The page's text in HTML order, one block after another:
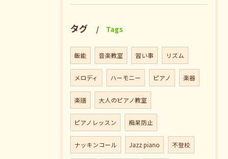
タグ Tags
飯能 音楽教室 習い事 リズム
メロディ ハーモニー ピアノ 楽器
楽譜 大人のピアノ教室
ピアノレッスン 痴呆防止
ナッキンコール Jazz piano 不登校